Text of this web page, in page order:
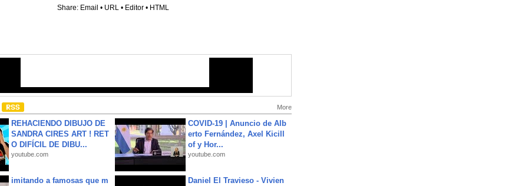
Share: Email • URL • Editor • HTML
More
REHACIENDO DIBUJO DE
SANDRA CIRES ART ! RET
O DIFÍCIL DE DIBU...
youtube.com
COVID-19 | Anuncio de Alb
erto Fernández, Axel Kicill
of y Hor...
youtube.com
imitando a famosas que m
Daniel El Travieso - Vivien